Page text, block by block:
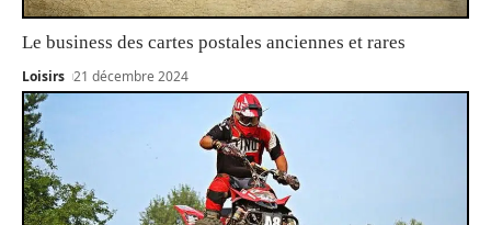
Le business des cartes postales anciennes et rares
Loisirs 21 décembre 2024